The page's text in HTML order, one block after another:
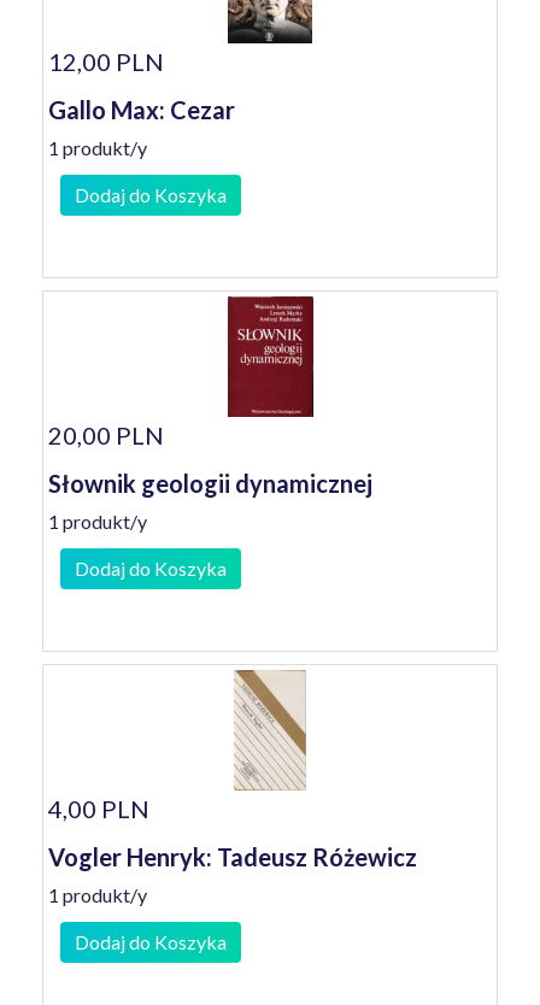
12,00 PLN
Gallo Max: Cezar
1 produkt/y
Dodaj do Koszyka
20,00 PLN
Słownik geologii dynamicznej
1 produkt/y
Dodaj do Koszyka
4,00 PLN
Vogler Henryk: Tadeusz Różewicz
1 produkt/y
Dodaj do Koszyka